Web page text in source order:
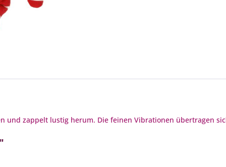
und zappelt lustig herum. Die feinen Vibrationen übertragen